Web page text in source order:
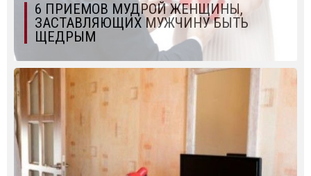
6 ПРИЕМОВ МУДРОЙ ЖЕНЩИНЫ,
ЗАСТАВЛЯЮЩИХ МУЖЧИНУ БЫТЬ
ЩЕДРЫМ